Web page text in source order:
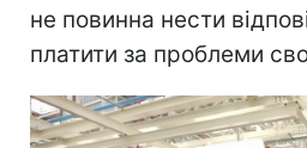
не повинна нести
платити за проблеми